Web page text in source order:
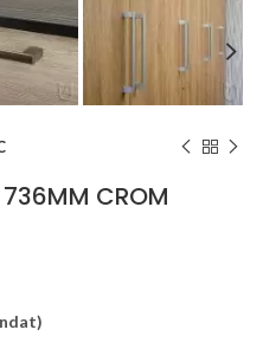
736MM CROM